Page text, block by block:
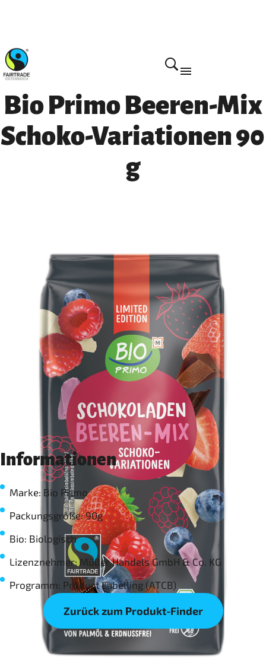
Home
Bio Primo Beeren-Mix
Schoko-Variationen 90
g
Informationen
Marke: Bio Primo
Packungsgröße: 90g
Bio: Biologisch
Lizenznehmer: Müller Handels GmbH & Co. KG
Programm: Product Labelling (ATCB)
Zurück zum Produkt-Finder